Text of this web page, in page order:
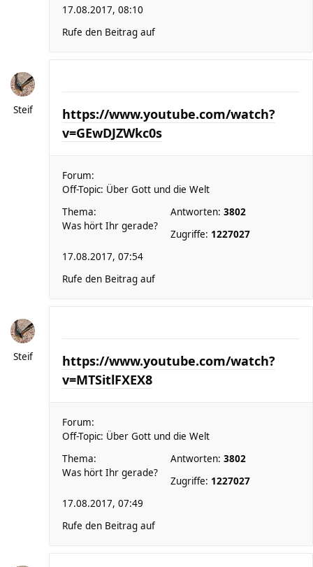
17.08.2017, 08:10
Rufe den Beitrag auf
Steif
https://www.youtube.com/watch?
v=GEwDJZWkc0s
Forum:
Off-Topic: Über Gott und die Welt
Thema:
Was hört Ihr gerade?
Antworten: 3802
Zugriffe: 1227027
17.08.2017, 07:54
Rufe den Beitrag auf
Steif
https://www.youtube.com/watch?
v=MTSitlFXEX8
Forum:
Off-Topic: Über Gott und die Welt
Thema:
Was hört Ihr gerade?
Antworten: 3802
Zugriffe: 1227027
17.08.2017, 07:49
Rufe den Beitrag auf